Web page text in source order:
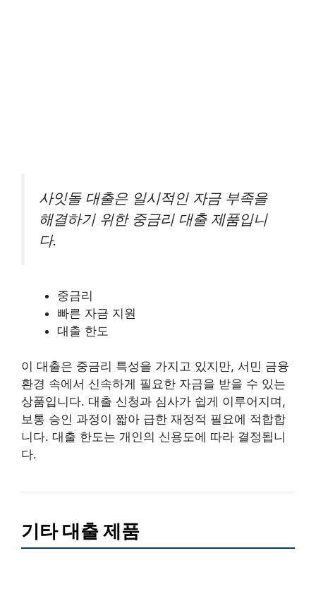
사잇돌 대출은 일시적인 자금 부족을
해결하기 위한 중금리 대출 제품입니
다.
중금리
빠른 자금 지원
대출 한도
이 대출은 중금리 특성을 가지고 있지만, 서민 금융
환경 속에서 신속하게 필요한 자금을 받을 수 있는
상품입니다. 대출 신청과 심사가 쉽게 이루어지며,
보통 승인 과정이 짧아 급한 재정적 필요에 적합합
니다. 대출 한도는 개인의 신용도에 따라 결정됩니
다.
기타 대출 제품